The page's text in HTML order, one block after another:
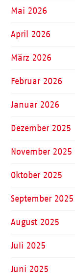
Mai 2026
April 2026
März 2026
Februar 2026
Januar 2026
Dezember 2025
November 2025
Oktober 2025
September 2025
August 2025
Juli 2025
Juni 2025